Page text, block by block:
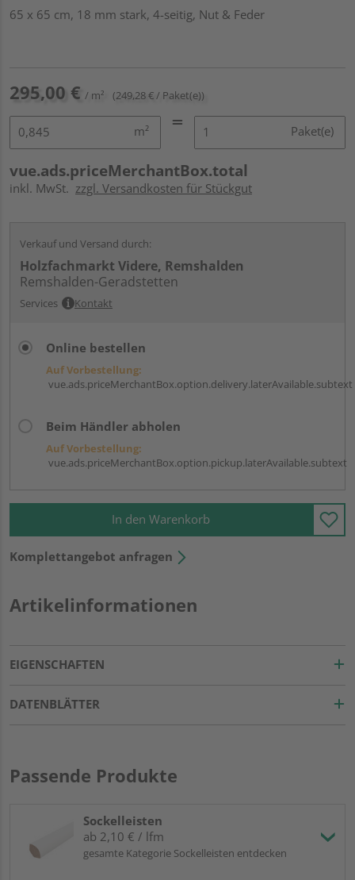
65 x 65 cm, 18 mm stark, 4-seitig, Nut & Feder
295,00 € / m² (249,28 € / Paket(e))
m² Paket(e)
vue.ads.priceMerchantBox.total
inkl. MwSt. zzgl. Versandkosten für Stückgut
Verkauf und Versand durch:
Holzfachmarkt Videre, Remshalden
Remshalden-Geradstetten
Services Kontakt
Online bestellen
Auf Vorbestellung:
vue.ads.priceMerchantBox.option.delivery.laterAvailable.subtext
Beim Händler abholen
Auf Vorbestellung:
vue.ads.priceMerchantBox.option.pickup.laterAvailable.subtext
In den Warenkorb
Komplettangebot anfragen
Artikelinformationen
EIGENSCHAFTEN
DATENBLÄTTER
Passende Produkte
Sockelleisten
ab 2,10 € / lfm
gesamte Kategorie Sockelleisten entdecken